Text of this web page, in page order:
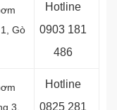
Gò
Hotline
0903 181
486
3,
Hotline
0825 281